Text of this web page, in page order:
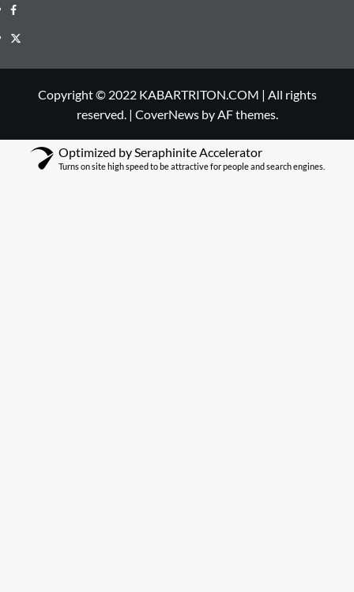
Facebook
Twitter
Copyright © 2022 KABARTRITON.COM | All rights
reserved. | CoverNewsby AF themes.
Optimized by Seraphinite Accelerator
Turns on site high speed to be attractive for people and search engines.